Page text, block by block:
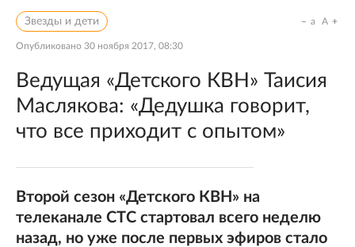
Звезды и дети
Опубликовано 30 ноября 2017, 08:30
a A
Ведущая «Детского КВН» Таисия
Маслякова: «Дедушка говорит,
что все приходит с опытом»
Второй сезон «Детского КВН» на
телеканале СТС стартовал всего неделю
назад, но уже после первых эфиров стало